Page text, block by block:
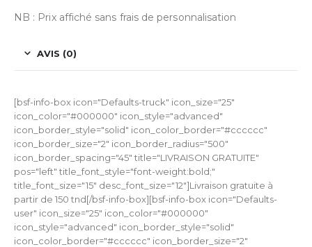
NB : Prix affiché sans frais de personnalisation
AVIS (0)
[bsf-info-box icon="Defaults-truck" icon_size="25"
icon_color="#000000" icon_style="advanced"
icon_border_style="solid" icon_color_border="#cccccc"
icon_border_size="2" icon_border_radius="500"
icon_border_spacing="45" title="LIVRAISON GRATUITE"
pos="left" title_font_style="font-weight:bold;"
title_font_size="15" desc_font_size="12"]Livraison gratuite à
partir de 150 tnd[/bsf-info-box][bsf-info-box icon="Defaults-
user" icon_size="25" icon_color="#000000"
icon_style="advanced" icon_border_style="solid"
icon_color_border="#cccccc" icon_border_size="2"